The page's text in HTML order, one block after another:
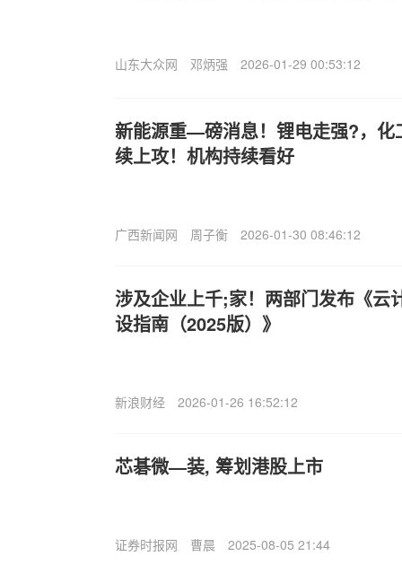
山东大众网 邓炳强 2026-01-29 00:53:12
新能源重—磅消息！锂电走强?，化
续上攻！机构持续看好
广西新闻网 周子衡 2026-01-30 08:46:12
涉及企业上千;家！两部门发布《云
设指南（2025版）》
新浪财经 2026-01-26 16:52:12
芯碁微—装, 筹划港股上市
证券时报网 曹晨 2025-08-05 21:44